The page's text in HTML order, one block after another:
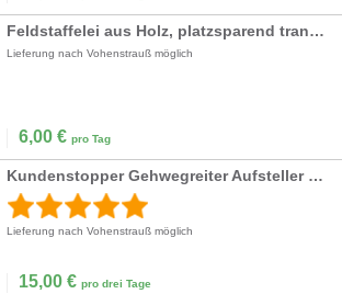
Feldstaffelei aus Holz, platzsparend transportabel
Lieferung nach Vohenstrauß möglich
6,00 € pro Tag
Kundenstopper Gehwegreiter Aufsteller Werbetafel
Lieferung nach Vohenstrauß möglich
15,00 € pro drei Tage